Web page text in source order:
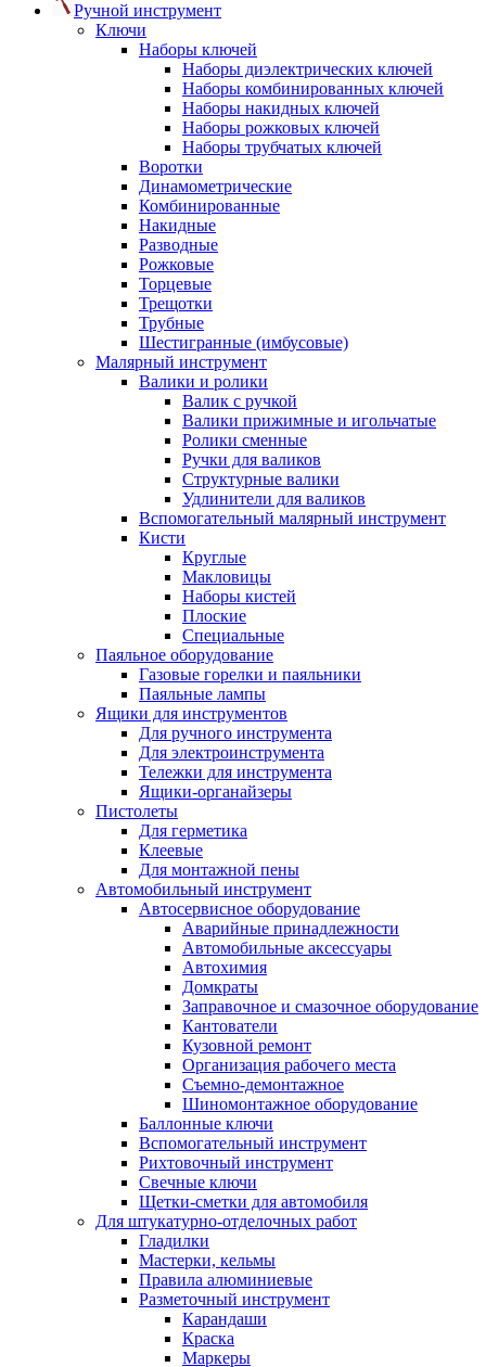
Ручной инструмент
Ключи
Наборы ключей
Наборы диэлектрических ключей
Наборы комбинированных ключей
Наборы накидных ключей
Наборы рожковых ключей
Наборы трубчатых ключей
Воротки
Динамометрические
Комбинированные
Накидные
Разводные
Рожковые
Торцевые
Трещотки
Трубные
Шестигранные (имбусовые)
Малярный инструмент
Валики и ролики
Валик с ручкой
Валики прижимные и игольчатые
Ролики сменные
Ручки для валиков
Структурные валики
Удлинители для валиков
Вспомогательный малярный инструмент
Кисти
Круглые
Макловицы
Наборы кистей
Плоские
Специальные
Паяльное оборудование
Газовые горелки и паяльники
Паяльные лампы
Ящики для инструментов
Для ручного инструмента
Для электроинструмента
Тележки для инструмента
Ящики-органайзеры
Пистолеты
Для герметика
Клеевые
Для монтажной пены
Автомобильный инструмент
Автосервисное оборудование
Аварийные принадлежности
Автомобильные аксессуары
Автохимия
Домкраты
Заправочное и смазочное оборудование
Кантователи
Кузовной ремонт
Организация рабочего места
Съемно-демонтажное
Шиномонтажное оборудование
Баллонные ключи
Вспомогательный инструмент
Рихтовочный инструмент
Свечные ключи
Щетки-сметки для автомобиля
Для штукатурно-отделочных работ
Гладилки
Мастерки, кельмы
Правила алюминиевые
Разметочный инструмент
Карандаши
Краска
Маркеры